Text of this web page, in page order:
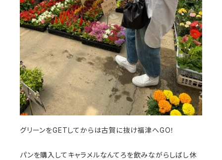
グリーンをGETしてからは古賀に抜け福津へGO！
パンを購入してキャラメルなんてろを飲みながらしばし休